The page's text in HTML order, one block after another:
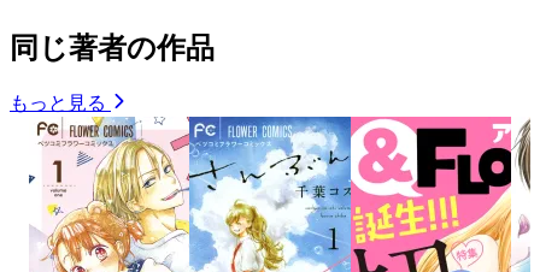
同じ著者の作品
もっと見る